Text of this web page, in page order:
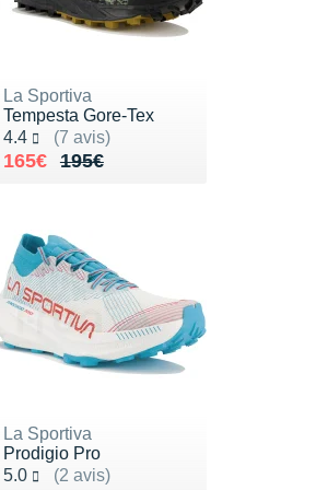
La Sportiva
Tempesta Gore-Tex
4.4
(7 avis)
Noté 4.4 sur 5
195€
Au lieu de 195€
165€
Vendu 165€
La Sportiva
Prodigio Pro
5.0
(2 avis)
Noté 5.0 sur 5